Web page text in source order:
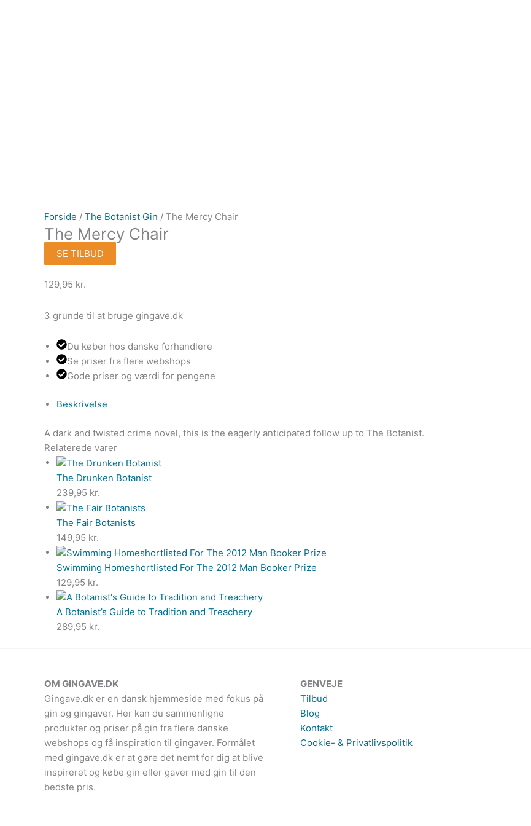
Forside / The Botanist Gin / The Mercy Chair
The Mercy Chair
SE TILBUD
129,95 kr.
3 grunde til at bruge gingave.dk
Du køber hos danske forhandlere
Se priser fra flere webshops
Gode priser og værdi for pengene
Beskrivelse
A dark and twisted crime novel, this is the eagerly anticipated follow up to The Botanist.
Relaterede varer
The Drunken Botanist
239,95 kr.
The Fair Botanists
149,95 kr.
Swimming Homeshortlisted For The 2012 Man Booker Prize
129,95 kr.
A Botanist’s Guide to Tradition and Treachery
289,95 kr.
OM GINGAVE.DK
Gingave.dk er en dansk hjemmeside med fokus på
gin og gingaver. Her kan du sammenligne
produkter og priser på gin fra flere danske
webshops og få inspiration til gingaver. Formålet
med gingave.dk er at gøre det nemt for dig at blive
inspireret og købe gin eller gaver med gin til den
bedste pris.
GENVEJE
Tilbud
Blog
Kontakt
Cookie- & Privatlivspolitik